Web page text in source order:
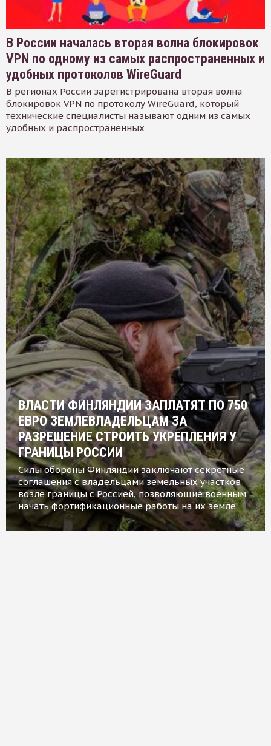
В России началась вторая волна блокировок
VPN по одному из самых распространенных и
удобных протоколов WireGuard
В регионах России зарегистрирована вторая волна
блокировок VPN по протоколу WireGuard, который
технические специалисты называют одним из самых
удобных и распространенных
ВЛАСТИ ФИНЛЯНДИИ ЗАПЛАТЯТ ПО 750
ЕВРО ЗЕМЛЕВЛАДЕЛЬЦАМ ЗА
РАЗРЕШЕНИЕ СТРОИТЬ УКРЕПЛЕНИЯ У
ГРАНИЦЫ РОССИИ
Силы обороны Финляндии заключают секретные
соглашения с владельцами земельных участков
возле границы с Россией, позволяющие военным
начать фортификационные работы на их земле